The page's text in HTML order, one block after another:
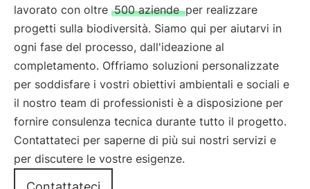
lavorato con oltre 500 aziende per realizzare
progetti sulla biodiversità. Siamo qui per aiutarvi in
ogni fase del processo, dall'ideazione al
completamento. Offriamo soluzioni personalizzate
per soddisfare i vostri obiettivi ambientali e sociali e
il nostro team di professionisti è a disposizione per
fornire consulenza tecnica durante tutto il progetto.
Contattateci per saperne di più sui nostri servizi e
per discutere le vostre esigenze.